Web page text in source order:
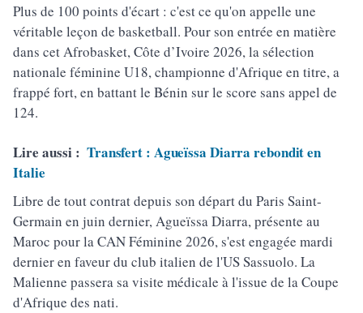
Plus de 100 points d'écart : c'est ce qu'on appelle une
véritable leçon de basketball. Pour son entrée en matière
dans cet Afrobasket, Côte d’Ivoire 2026, la sélection
nationale féminine U18, championne d'Afrique en titre, a
frappé fort, en battant le Bénin sur le score sans appel de
124.
Lire aussi : Transfert : Agueïssa Diarra rebondit en
Italie
Libre de tout contrat depuis son départ du Paris Saint-
Germain en juin dernier, Agueïssa Diarra, présente au
Maroc pour la CAN Féminine 2026, s'est engagée mardi
dernier en faveur du club italien de l'US Sassuolo. La
Malienne passera sa visite médicale à l'issue de la Coupe
d'Afrique des nati.